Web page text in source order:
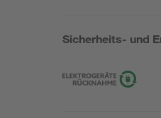
Sicherheits- und